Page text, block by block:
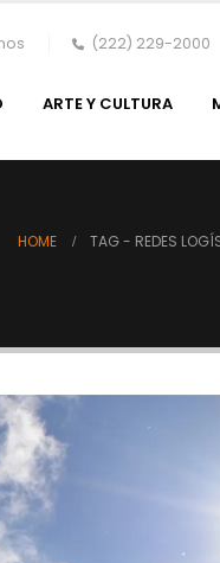
(222) 229-2000
ARTE Y CULTURA
HOME TAG - REDES